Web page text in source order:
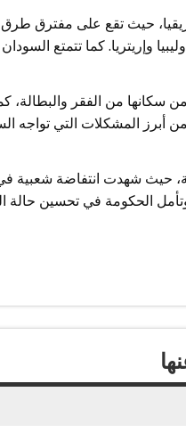
حيث تقع على مفترق طرق
وإريتريا. كما تتمتع
سكانها من الفقر والبطالة،
أبرز المشكلات التي تواجه
الحكومة في تحسين حالة